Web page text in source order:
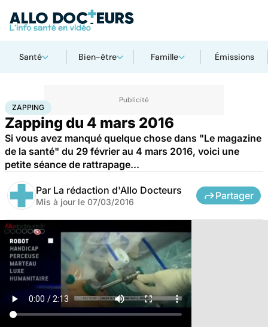
Santé Bien-être Famille Émissions
AccueilSanté
ZAPPING
Zapping du 4 mars 2016
Si vous avez manqué quelque chose dans "Le magazine
de la santé" du 29 février au 4 mars 2016, voici une
petite séance de rattrapage...
Par La rédaction d'Allo Docteurs
Mis à jour le 07/03/2016
Partager